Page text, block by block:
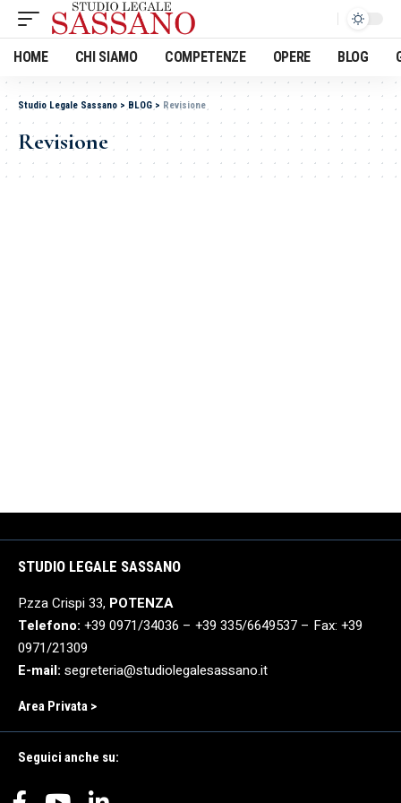
HOME CHI SIAMO COMPETENZE OPERE BLOG
Studio Legale Sassano > BLOG > Revisione
Revisione
STUDIO LEGALE SASSANO
P.zza Crispi 33, POTENZA
Telefono: +39 0971/34036 – +39 335/6649537 – Fax: +39
0971/21309
E-mail: segreteria@studiolegalesassano.it
Area Privata >
Seguici anche su: